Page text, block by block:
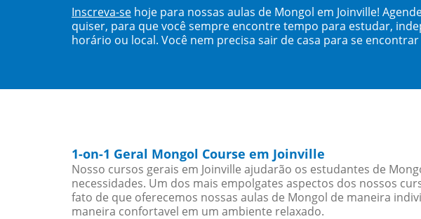
Inscreva-se hoje para nossas aulas de Mongol em Joinville!
quiser, para que você sempre encontre tempo para estudar,
horário ou local. Você nem precisa sair de casa para se
1-on-1 Geral Mongol Course em Joinville
Nosso cursos gerais em Joinville ajudarão os estudantes de
necessidades. Um dos mais empolgates aspectos dos nossos
fato de que oferecemos nossas aulas de Mongol de maneira
maneira confortavel em um ambiente relaxado.